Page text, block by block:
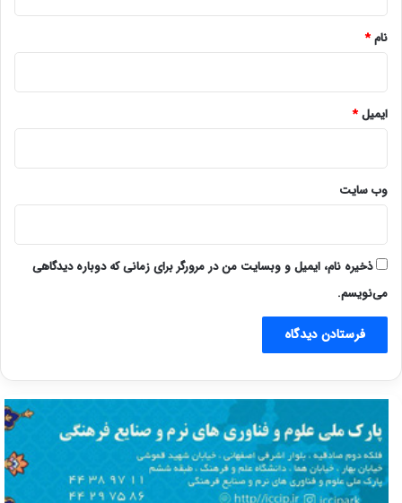
نام*
ایمیل*
وب‌ سایت
ذخیره نام، ایمیل و وبسایت من در مرورگر برای زمانی که دوباره دیدگاهی
می‌نویسم.